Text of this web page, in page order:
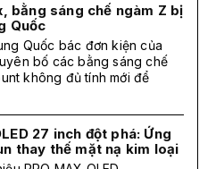
bằng sáng chế ngàm Z bị
Quốc
Quốc bác đơn kiện của
bố các bằng sáng chế
không đủ tính mới để
27 inch đột phá: Ứng
thay thế mặt nạ kim loại